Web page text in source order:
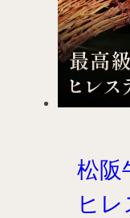
松阪
ヒ